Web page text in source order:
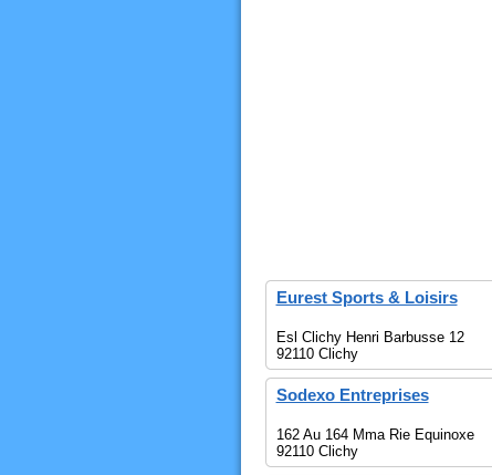
Eurest Sports & Loisirs
Esl Clichy Henri Barbusse 12
92110 Clichy
Sodexo Entreprises
162 Au 164 Mma Rie Equinoxe
92110 Clichy